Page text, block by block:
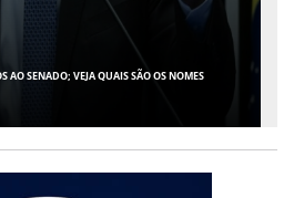
MUNDO - 07 DE AGOSTO DE 2026